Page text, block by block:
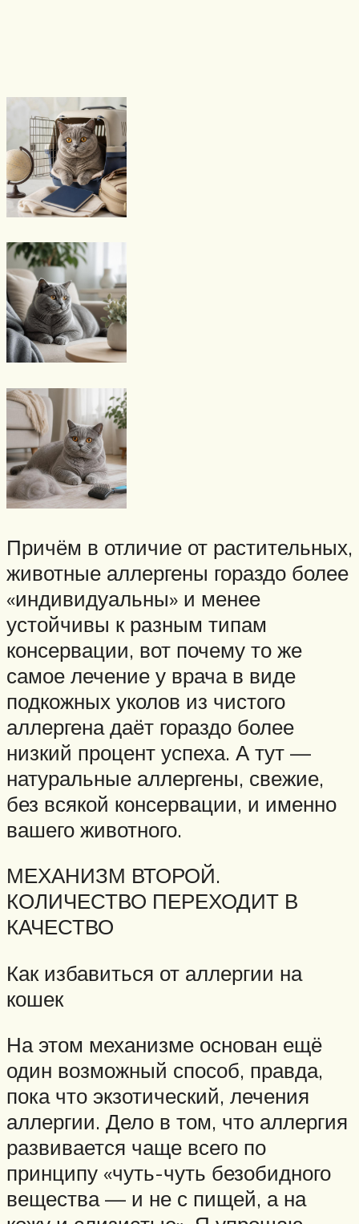
Причём в отличие от растительных,
животные аллергены гораздо более
«индивидуальны» и менее
устойчивы к разным типам
консервации, вот почему то же
самое лечение у врача в виде
подкожных уколов из чистого
аллергена даёт гораздо более
низкий процент успеха. А тут —
натуральные аллергены, свежие,
без всякой консервации, и именно
вашего животного.
МЕХАНИЗМ ВТОРОЙ.
КОЛИЧЕСТВО ПЕРЕХОДИТ В
КАЧЕСТВО
Как избавиться от аллергии на
кошек
На этом механизме основан ещё
один возможный способ, правда,
пока что экзотический, лечения
аллергии. Дело в том, что аллергия
развивается чаще всего по
принципу «чуть-чуть безобидного
вещества — и не с пищей, а на